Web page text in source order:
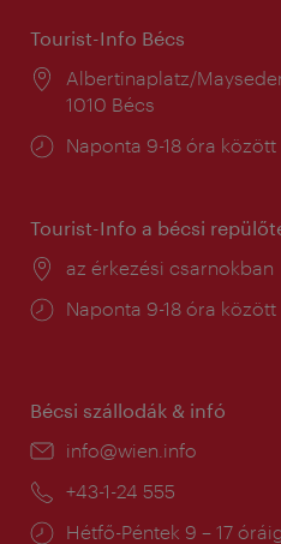
Tourist-Info Bécs
Helyszín:
Albertinaplatz/
1010 Bécs
Nyitva
Naponta 9-18 óra között
Tourist-Info a bécsi
Helyszín:
az érkezési csarnokban
Nyitva
Naponta 9-18 óra között
Bécsi szállodák & infó
E-
info@wien.info
Telefon:
+43-1-24 555
Nyitva
Hétfő-Péntek 9 – 17